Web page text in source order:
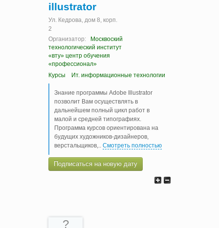
illustrator
Ул. Кедрова, дом 8, корп.
2
Организатор:
Москвоский
технологический институт
«вту» центр обучения
«профессионал»
Курсы
Ит. информационные технологии
Знание программы Adobe Illustrator
позволит Вам осуществлять в
дальнейшем полный цикл работ в
малой и средней типографиях.
Программа курсов ориентирована на
будущих художников-дизайнеров,
верстальщиков,
Смотреть полностью
Подписаться на новую дату
?